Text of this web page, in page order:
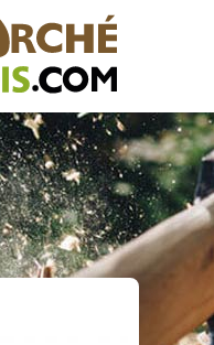
BOIS
CONSOMMATION
FOURNISSEUR